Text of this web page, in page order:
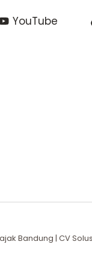
YouTube
Bandung | CV